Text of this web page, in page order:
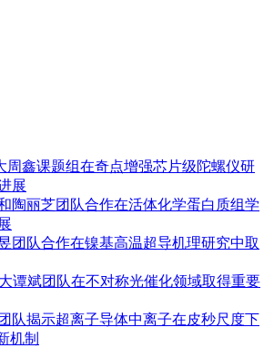
周鑫课题组在奇点增强芯片级陀螺仪研
展
陶丽芝团队合作在活体化学蛋白质组学
团队合作在镍基高温超导机理研究中取
谭斌团队在不对称光催化领域取得重要
队揭示超离子导体中离子在皮秒尺度下
机制